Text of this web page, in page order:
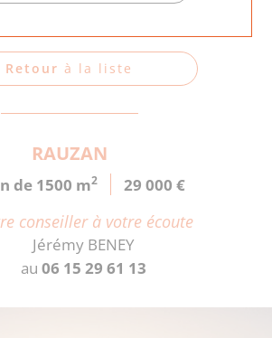
Retour à la liste
RAUZAN
de 1500 m2 29 000 €
conseiller à votre écoute
Jérémy BENEY
au 06 15 29 61 13